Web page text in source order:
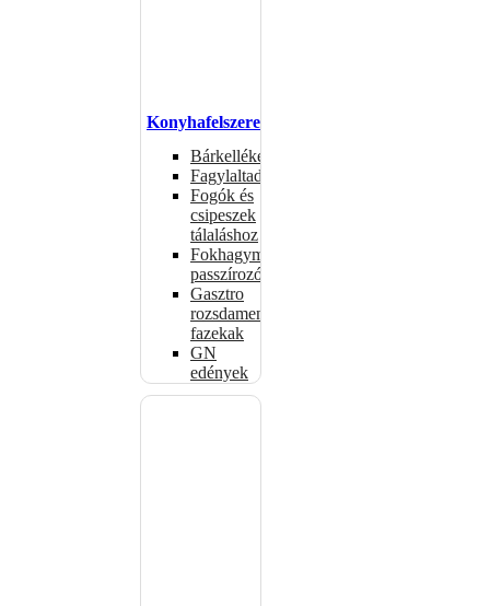
Konyhafelszerelés
Bárkellékek
Fagylaltadagolók
Fogók és
csipeszek
tálaláshoz
Fokhagymaprések,
passzírozók
Gasztro
rozsdamentes
fazekak
GN
edények